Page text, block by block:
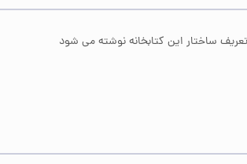
ساختار این کتابخانه نوشته می شود